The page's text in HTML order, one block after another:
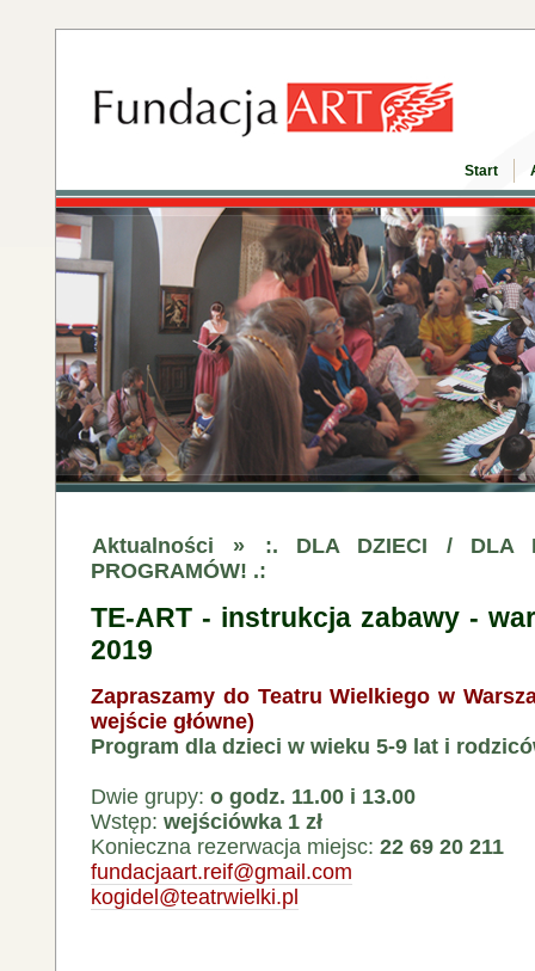
Start
Aktualności »
:. DLA DZIECI / DLA
PROGRAMÓW! .:
TE-ART - instrukcja zabawy -
2019
Zapraszamy do Teatru Wielkiego w
wejście główne)
Program dla dzieci w wieku 5-9 lat i
Dwie grupy: o godz. 11.00 i 13.00
Wstęp: wejściówka 1 zł
Konieczna rezerwacja miejsc: 22 69 20 211
fundacjaart.reif@gmail.com
kogidel@teatrwielki.pl